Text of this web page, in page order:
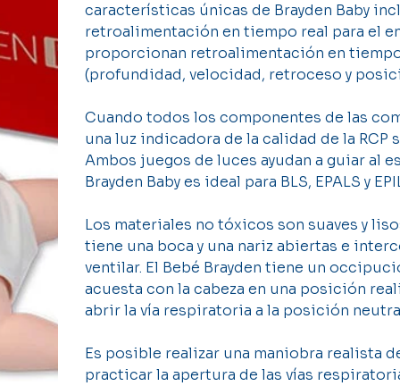
características únicas de Brayden Baby
retroalimentación en tiempo real para el
proporcionan retroalimentación en
(profundidad, velocidad, retroceso y
Cuando todos los componentes de las
una luz indicadora de la calidad de la RCP
Ambos juegos de luces ayudan a guiar al
Brayden Baby es ideal para BLS, EPALS y
Los materiales no tóxicos son suaves y
tiene una boca y una nariz abiertas e
ventilar. El Bebé Brayden tiene un
acuesta con la cabeza en una posición
abrir la vía respiratoria a la posición
Es posible realizar una maniobra realista
practicar la apertura de las vías